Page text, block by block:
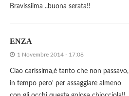
Bravissiima ..buona serata!!
ENZA
1 Novembre 2014 - 17:08
Ciao carissima,è tanto che non passavo,
in tempo pero' per assaggiare almeno